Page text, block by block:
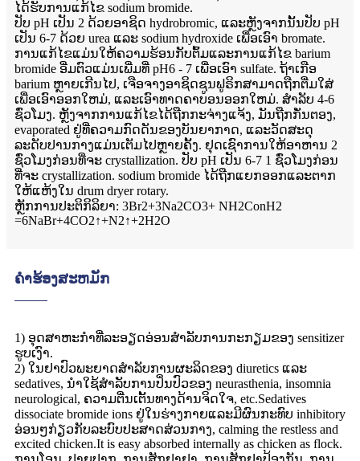
ໄດ້ຮັບການແກ້ໄຂ sodium bromide.
ປັບ pH ເປັນ 2 ດ້ວຍອາຊິດ hydrobromic, ແລະຫຼັງຈາກນັ້ນປັບ pH
ເປັນ 6-7 ດ້ວຍ urea ແລະ sodium hydroxide ເພື່ອເອົາ bromate.
ການແກ້ໄຂແມ່ນໃຫ້ຄວາມຮ້ອນກັບຕົ້ມແລະການແກ້ໄຂ barium
bromide ອີ່ມຕົວແມ່ນເພີ່ມທີ່ pH6 - 7 ເພື່ອເອົາ sulfate. ຖ້າເກືອ
barium ຫຼາຍເກີນໄປ, ເຈືອຈາງອາຊິດຊູນຟູຣິກສາມາດຖືກຕື່ມໃສ່
ເພື່ອເອົາອອກໃຫມ່, ແລະເອົາທາດຄາບອນອອກໃຫມ່. ສໍາລັບ 4-6
ຊົ່ວໂມງ. ຫຼັງຈາກການແກ້ໄຂໄດ້ຖືກກະຈ່າງແຈ້ງ, ມັນຖືກກັ່ນຕອງ,
evaporated ຢູ່ທີ່ຄວາມກົດດັນຂອງບັນຍາກາດ, ແລະວັດສະດຸ
ລະດັບປານກາງແມ່ນເຕັມໄປຫຼາຍຄັ້ງ. ຢຸດເຊົາການໃຫ້ອາຫານ 2
ຊົ່ວໂມງກ່ອນທີ່ຈະ crystallization. ປັບ pH ເປັນ 6-7 1 ຊົ່ວໂມງກ່ອນ
ທີ່ຈະ crystallization. sodium bromide ໄດ້ຖືກແຍກອອກແລະຕາກ
ໃຫ້ແຫ້ງໃນ drum dryer rotary.
ຫຼັກການປະຕິກິລິຍາ: 3Br2+3Na2CO3+ NH2ConH2
=6NaBr+4CO2↑+N2↑+2H2O
ຄໍາຮ້ອງສະຫມັກ
1) ອຸດສາຫະກໍາທີ່ລະອຽດອ່ອນສໍາລັບການກະກຽມຂອງ sensitizer
ຮູບເງົາ.
2) ໃນຢາປົວພະຍາດສໍາລັບການຜະລິດຂອງ diuretics ແລະ
sedatives, ນໍາໃຊ້ສໍາລັບການປິ່ນປົວຂອງ neurasthenia, insomnia
neurological, ຄວາມຕື່ນເຕັ້ນທາງດ້ານຈິດໃຈ, etc.Sedatives
dissociate bromide ions ຢູ່ໃນຮ່າງກາຍແລະມີຜົນກະທົບ inhibitory
ອ່ອນໆກ່ຽວກັບລະບົບປະສາດສ່ວນກາງ, calming the restless and
excited chicken.It is easy absorbed internally as chicken as flock.